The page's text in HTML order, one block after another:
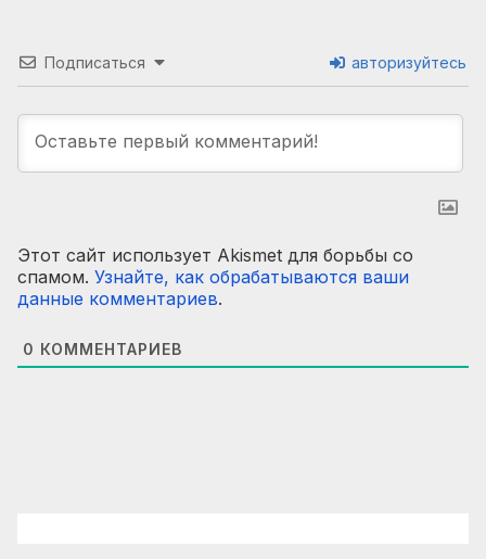
Подписаться авторизуйтесь
Этот сайт использует Akismet для борьбы со
спамом. Узнайте, как обрабатываются ваши
данные комментариев.
0 КОММЕНТАРИЕВ